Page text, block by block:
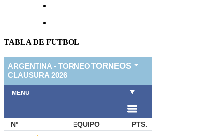
TABLA DE FUTBOL